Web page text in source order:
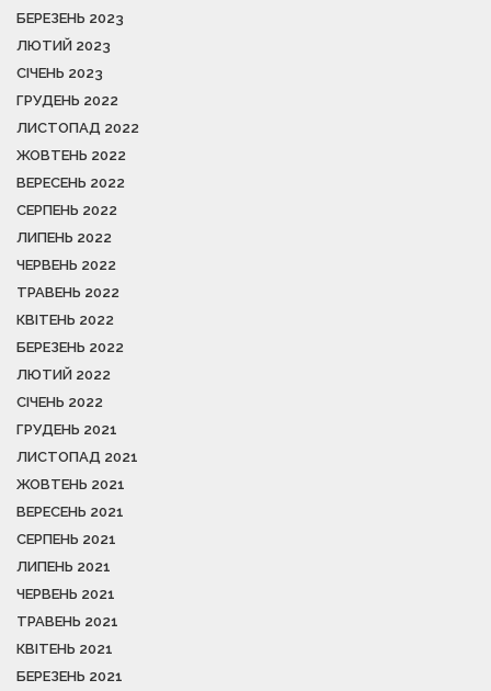
БЕРЕЗЕНЬ 2023
ЛЮТИЙ 2023
СІЧЕНЬ 2023
ГРУДЕНЬ 2022
ЛИСТОПАД 2022
ЖОВТЕНЬ 2022
ВЕРЕСЕНЬ 2022
СЕРПЕНЬ 2022
ЛИПЕНЬ 2022
ЧЕРВЕНЬ 2022
ТРАВЕНЬ 2022
КВІТЕНЬ 2022
БЕРЕЗЕНЬ 2022
ЛЮТИЙ 2022
СІЧЕНЬ 2022
ГРУДЕНЬ 2021
ЛИСТОПАД 2021
ЖОВТЕНЬ 2021
ВЕРЕСЕНЬ 2021
СЕРПЕНЬ 2021
ЛИПЕНЬ 2021
ЧЕРВЕНЬ 2021
ТРАВЕНЬ 2021
КВІТЕНЬ 2021
БЕРЕЗЕНЬ 2021